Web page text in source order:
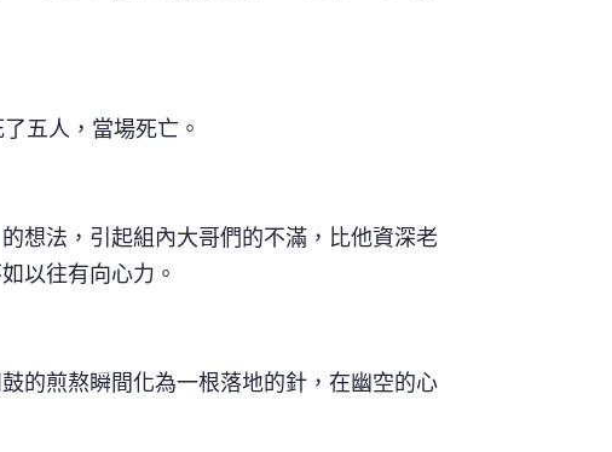
五人，當場死亡。
想法，引起組內大哥們的不滿，比他資深老
以往有向心力。
的煎熬瞬間化為一根落地的針，在幽空的心